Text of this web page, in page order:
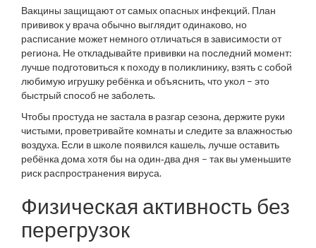
Вакцины защищают от самых опасных инфекций. План
прививок у врача обычно выглядит одинаково, но
расписание может немного отличаться в зависимости от
региона. Не откладывайте прививки на последний момент:
лучше подготовиться к походу в поликлинику, взять с собой
любимую игрушку ребёнка и объяснить, что укол – это
быстрый способ не заболеть.
Чтобы простуда не застала в разгар сезона, держите руки
чистыми, проветривайте комнаты и следите за влажностью
воздуха. Если в школе появился кашель, лучше оставить
ребёнка дома хотя бы на один‑два дня – так вы уменьшите
риск распространения вируса.
Физическая активность без
перегрузок